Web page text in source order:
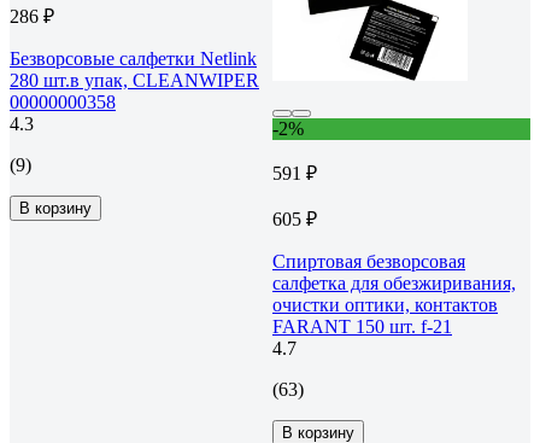
286 ₽
Безворсовые салфетки Netlink
280 шт.в упак, CLEANWIPER
00000000358
4.3
(9)
В корзину
-2%
591 ₽
605 ₽
Спиртовая безворсовая
салфетка для обезжиривания,
очистки оптики, контактов
FARANT 150 шт. f-21
4.7
(63)
В корзину